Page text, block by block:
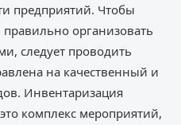
предприятий. Чтобы
организовать
следует проводить
на качественный и
Инвентаризация
комплекс мероприятий,